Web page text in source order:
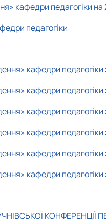
кафедри педагогіки
педагогіки
кафедри
кафедри
кафедри
кафедри
кафедри
кафедри
КОНФЕРЕНЦІЇ